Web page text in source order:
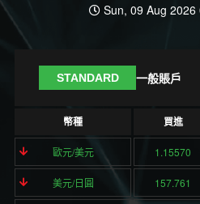
Sun, 09 Aug
STANDARD 一般賬戶
幣種 買進
歐元/美元 1.15570
美元/日圓 157.761